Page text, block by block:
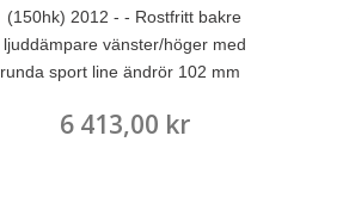
(150hk) 2012 - - Rostfritt bakre
ljuddämpare vänster/höger med
runda sport line ändrör 102 mm
6 413,00 kr